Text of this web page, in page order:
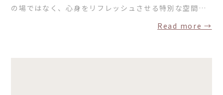
の場ではなく、心身をリフレッシュさせる特別な空間…
Read more →